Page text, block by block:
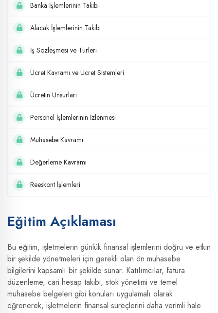
Banka İşlemlerinin Takibi
Alacak İşlemlerinin Takibi
İş Sözleşmesi ve Türleri
Ücret Kavramı ve Ücret Sistemleri
Ücretin Unsurları
Personel İşlemlerinin İzlenmesi
Muhasebe Kavramı
Değerleme Kavramı
Reeskont İşlemleri
Eğitim Açıklaması
Bu eğitim, işletmelerin günlük finansal işlemlerini doğru ve etkin
bir şekilde yönetmeleri için gerekli olan ön muhasebe
bilgilerini kapsamlı bir şekilde sunar. Katılımcılar, fatura
düzenleme, cari hesap takibi, stok yönetimi ve temel
muhasebe belgeleri gibi konuları uygulamalı olarak
öğrenerek, işletmelerin finansal süreçlerini daha verimli hale